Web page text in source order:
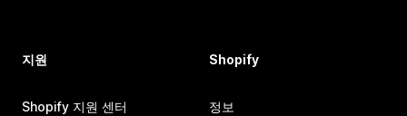
지원
Shopify 지원 센터
Shopify
정보